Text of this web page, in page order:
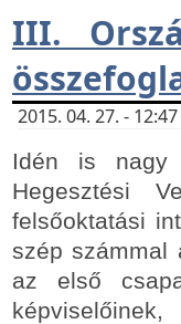
III.
2015. 04. 27. -
Idén is nagy
Hegesztési
felsőoktatási
szép számmal
az első